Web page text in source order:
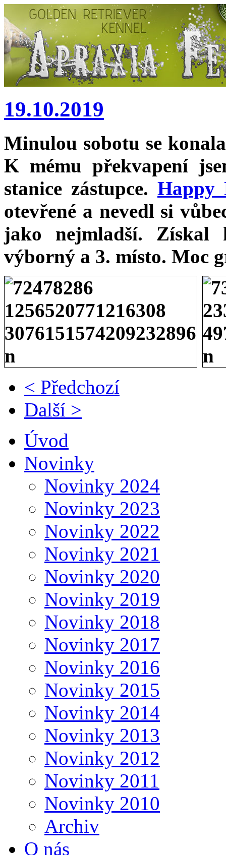
19.10.2019
Minulou sobotu se
K mému překvapení
stanice zástupce. Happy
otevřené a nevedl si
jako nejmladší. Získal
výborný a 3. místo. Moc
< Předchozí
Další >
Úvod
Novinky
Novinky 2024
Novinky 2023
Novinky 2022
Novinky 2021
Novinky 2020
Novinky 2019
Novinky 2018
Novinky 2017
Novinky 2016
Novinky 2015
Novinky 2014
Novinky 2013
Novinky 2012
Novinky 2011
Novinky 2010
Archiv
O nás